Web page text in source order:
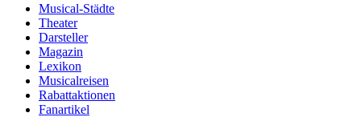
Musical-Städte
Theater
Darsteller
Magazin
Lexikon
Musicalreisen
Rabattaktionen
Fanartikel